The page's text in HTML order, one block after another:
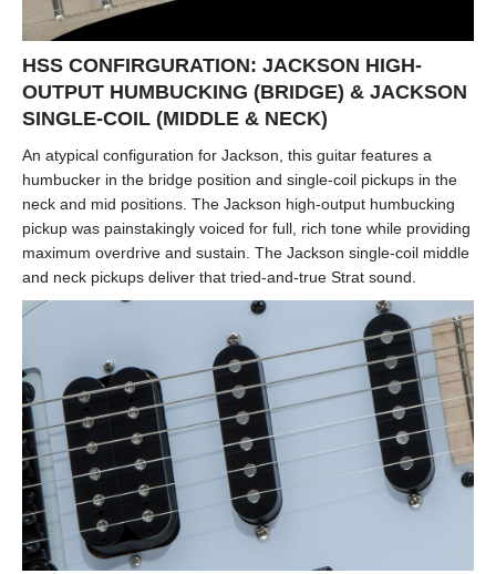
HSS CONFIRGURATION: JACKSON HIGH-
OUTPUT HUMBUCKING (BRIDGE) & JACKSON
SINGLE-COIL (MIDDLE & NECK)
An atypical configuration for Jackson, this guitar features a
humbucker in the bridge position and single-coil pickups in the
neck and mid positions. The Jackson high-output humbucking
pickup was painstakingly voiced for full, rich tone while providing
maximum overdrive and sustain. The Jackson single-coil middle
and neck pickups deliver that tried-and-true Strat sound.